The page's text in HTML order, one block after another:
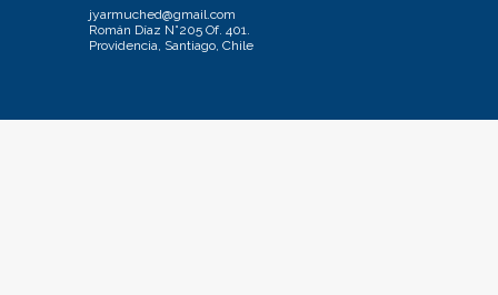
jyarmuched@gmail.com
Román Díaz N°205 Of. 401.
Providencia, Santiago, Chile